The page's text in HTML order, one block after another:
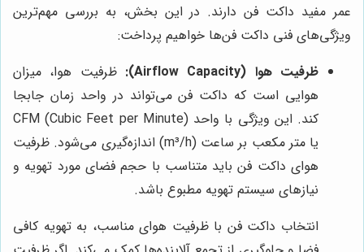
عمر مفید داکت فن دارند. در این بخش، به بررسی مهم‌ترین
ویژگی‌های فنی داکت فن‌ها خواهیم پرداخت:
ظرفیت هوا (Airflow Capacity):
ظرفیت هوا، میزان
هوایی است که داکت فن می‌تواند در واحد زمان جابجا
کند. این ویژگی با واحد CFM (Cubic Feet per Minute)
یا متر مکعب بر ساعت (m³/h) اندازه‌گیری می‌شود. ظرفیت
هوای داکت فن باید متناسب با حجم فضای مورد تهویه و
نیازهای سیستم تهویه مطبوع باشد.
انتخاب داکت فن با ظرفیت هوای مناسب، به تهویه کافی